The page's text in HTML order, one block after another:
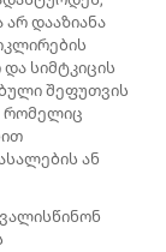
დააზიანა
სიმტკიცის
შეფუთვის
რომელიც
ან